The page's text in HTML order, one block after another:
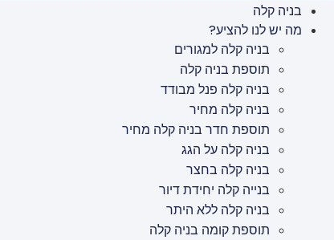
בניה קלה
מה יש לנו להציע?
בניה קלה למגורים
תוספת בניה קלה
בניה קלה פנל מבודד
בניה קלה מחיר
תוספת חדר בניה קלה מחיר
בניה קלה על הגג
בניה קלה בחצר
בנייה קלה יחידת דיור
בניה קלה ללא היתר
תוספת קומה בניה קלה